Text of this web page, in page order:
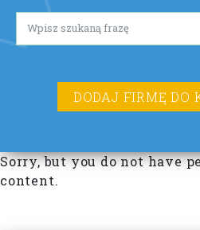
Lorem ipsum
DODAJ FIRMĘ DO
Sorry, but you do not have
content.